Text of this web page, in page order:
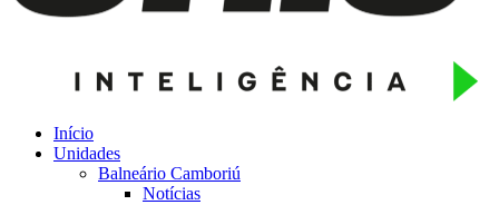
Início
Unidades
Balneário Camboriú
Notícias